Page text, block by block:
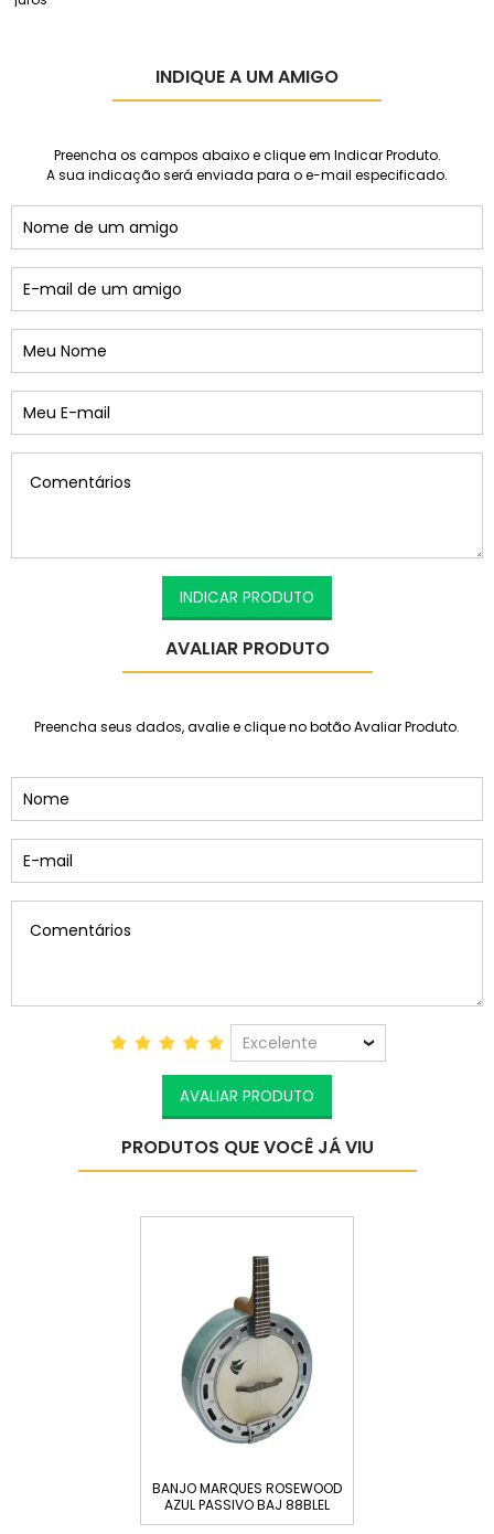
INDIQUE A UM AMIGO
Preencha os campos abaixo e clique em Indicar Produto.
A sua indicação será enviada para o e-mail especificado.
INDICAR PRODUTO
AVALIAR PRODUTO
Preencha seus dados, avalie e clique no botão Avaliar Produto.
Excelente
AVALIAR PRODUTO
PRODUTOS QUE VOCÊ JÁ VIU
BANJO MARQUES ROSEWOOD
AZUL PASSIVO BAJ 88BLEL